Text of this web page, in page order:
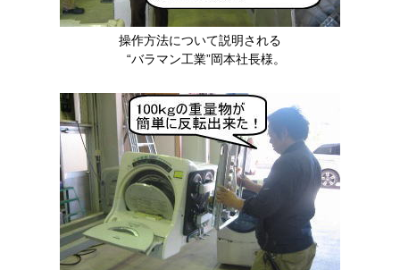
操作方法について説明される
“バラマン工業”岡本社長様。